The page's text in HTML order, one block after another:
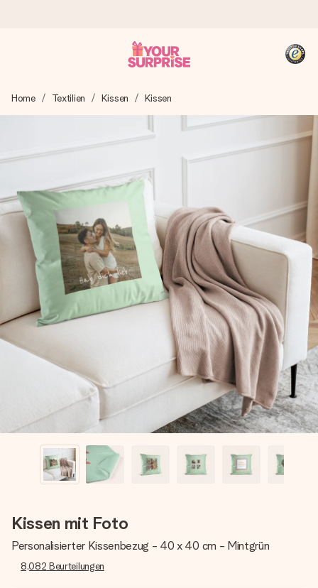
Wir bereiten dein Geschenk sorgfältig vor und schicken es
blitzschnell – damit du es genau zum richtigen Zeitpunkt
überreichen kannst, wenn es am meisten zählt.
4,8 (basierend auf +15.000 Bewertungen)
Unsere Geschenke begeistern. Kunden bewerten uns mit
4,8 bei Google Reviews (Gesamtergebnis aller Länder, in
die wir versenden).
+49 39292 929695
Montag - Freitag : 8:30 - 17:00 Uhr
Samstag - Sonntag : 8:30 - 13:00 Uhr
Home Textilien Kissen Kissen
Kissen mit Foto
Personalisierter Kissenbezug - 40 x 40 cm - Mintgrün
8,082 Beurteilungen